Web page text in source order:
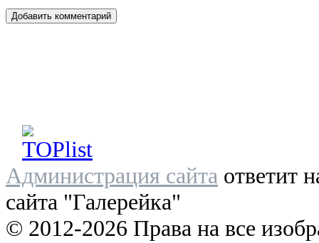
Администрация сайта ответит
сайта "Галерейка"
© 2012-2026 Права на все